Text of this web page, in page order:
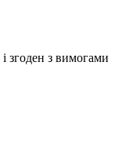
і згоден з вимогами